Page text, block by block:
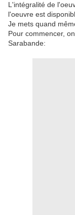
L'intégralité de
l'oeuvre est
Je mets quand
Pour commencer,
Sarabande: